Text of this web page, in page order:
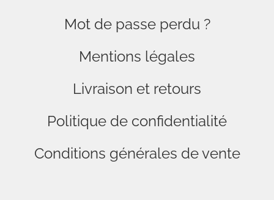
Mot de passe perdu ?
Mentions légales
Livraison et retours
Politique de confidentialité
Conditions générales de vente